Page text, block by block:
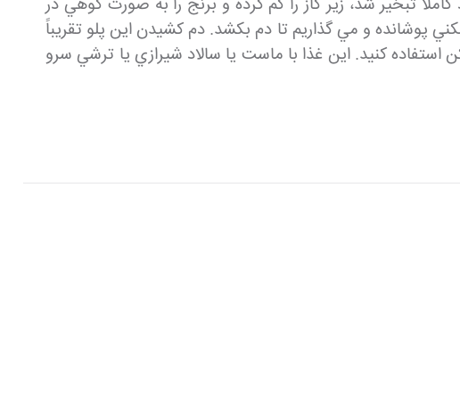
پوشانده و مي گذاريم تا دم بكشد. دم كشيدن اين پلو تقريباً
استفاده كنيد. اين غذا با ماست يا سالاد شيرازي يا ترشي سرو